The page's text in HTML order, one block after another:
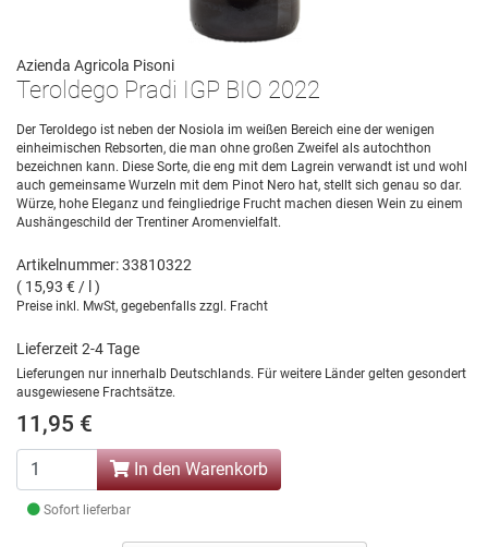
Azienda Agricola Pisoni
Teroldego Pradi IGP BIO 2022
Der Teroldego ist neben der Nosiola im weißen Bereich eine der wenigen
einheimischen Rebsorten, die man ohne großen Zweifel als autochthon
bezeichnen kann. Diese Sorte, die eng mit dem Lagrein verwandt ist und wohl
auch gemeinsame Wurzeln mit dem Pinot Nero hat, stellt sich genau so dar.
Würze, hohe Eleganz und feingliedrige Frucht machen diesen Wein zu einem
Aushängeschild der Trentiner Aromenvielfalt.
Artikelnummer: 33810322
( 15,93 € / l )
Preise inkl. MwSt, gegebenfalls zzgl. Fracht
Lieferzeit 2-4 Tage
Lieferungen nur innerhalb Deutschlands. Für weitere Länder gelten gesondert
ausgewiesene Frachtsätze.
11,95 €
In den Warenkorb
Sofort lieferbar